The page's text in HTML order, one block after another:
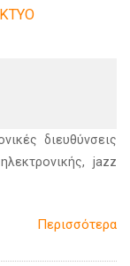
διευθύνσεις
jazz
Περισσότερα